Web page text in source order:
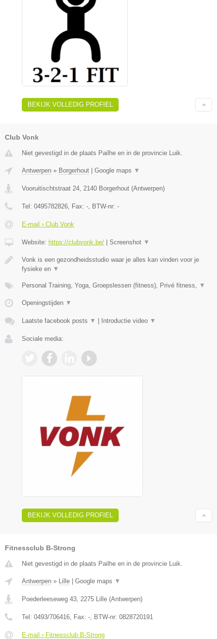
BEKIJK VOLLEDIG PROFIEL
Club Vonk
Niet gevestigd in de plaats Pailhe en in de provincie Luik.
Antwerpen » Borgerhout | Google maps ▼
Vooruitischtstraat 24 2140 Borgerhout (Antwerpen)
Tel: 0495782826 , Fax: - , BTW-nr: -
E-mail › Club Vonk
Website: https://clubvonk.be/ | Screenshot ▼
Vonk is een gezondheidsstudio waar je alles kan vinden voor je
fysieke en ▼
Personal Training, Yoga, Groepslessen (fitness), Privé fitness, ▼
Openingstijden ▼
Laatste facebook posts ▼ | Introductie video ▼
Sociale media:
BEKIJK VOLLEDIG PROFIEL
Fitnessclub B-Strong
Niet gevestigd in de plaats Pailhe en in de provincie Luik.
Antwerpen » Lille | Google maps ▼
Poederleeseweg 43 2275 Lille (Antwerpen)
Tel: 0493/706416 , Fax: - , BTW-nr: 0828720191
E-mail › Fitnessclub B-Strong